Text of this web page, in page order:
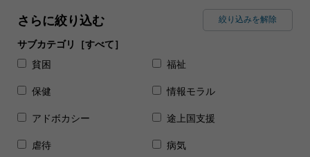
さらに絞り込む 絞り込みを解除
サブカテゴリ［すべて］
貧困
福祉
保健 情報モラル
アドボカシー 途上国支援
虐待 病気